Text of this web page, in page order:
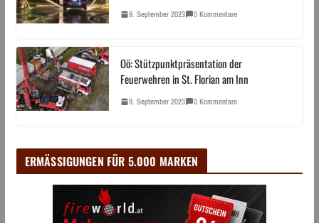
9. September 2023 0 Kommentare
Oö: Stützpunktpräsentation der
Feuerwehren in St. Florian am Inn
9. September 2023 0 Kommentare
ERMÄSSIGUNGEN FÜR 5.000 MARKEN